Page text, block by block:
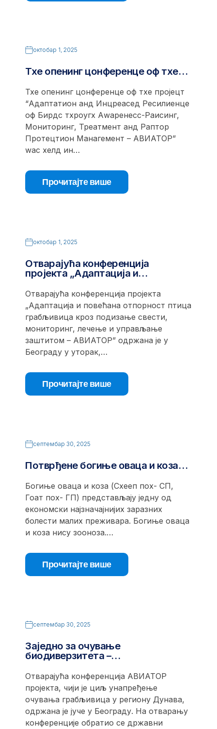
октобар 1, 2025
Тхе опенинг цонференце оф тхе…
Тхе опенинг цонференце оф тхе пројецт
“Адаптатион анд Инцреасед Ресилиенце
оф Бирдс тхроугх Аwаренесс-Раисинг,
Мониторинг, Треатмент анд Раптор
Протецтион Манагемент – АВИАТОР”
wас хелд ин…
Прочитајте више
октобар 1, 2025
Отварајућа конференција
пројекта „Адаптација и…
Отварајућа конференција пројекта
„Адаптација и повећана отпорност птица
грабљивица кроз подизање свести,
мониторинг, лечење и управљање
заштитом – АВИАТОР” одржана је у
Београду у уторак,…
Прочитајте више
септембар 30, 2025
Потврђене богиње оваца и коза…
Богиње оваца и коза (Схееп поx- СП,
Гоат поx- ГП) представљају једну од
економски најзначајнијих заразних
болести малих преживара. Богиње оваца
и коза нису зооноза.…
Прочитајте више
септембар 30, 2025
Заједно за очување
биодиверзитета –…
Отварајућа конференција АВИАТОР
пројекта, чији је циљ унапређење
очувања грабљивица у региону Дунава,
одржана је јуче у Београду. На отварању
конференције обратио се државни